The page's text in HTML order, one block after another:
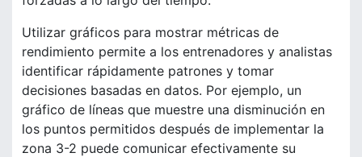
Utilizar gráficos para mostrar métricas de
rendimiento permite a los entrenadores y analistas
identificar rápidamente patrones y tomar
decisiones basadas en datos. Por ejemplo, un
gráfico de líneas que muestre una disminución en
los puntos permitidos después de implementar la
zona 3-2 puede comunicar efectivamente su